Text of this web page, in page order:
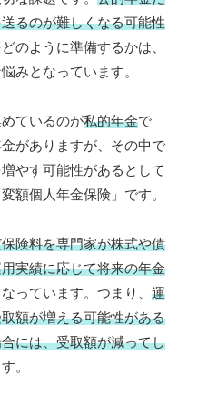
るのが難しくなる可能性
のように準備するかは、
みとなっています。
ているのが私的年金で
がありますが、その中で
やす可能性があるとして
額個人年金保険」です。
険料を専門家が株式や債
実績に応じて将来の年金
っています。つまり、 運
額が増える可能性がある
には、受取額が減ってし
。